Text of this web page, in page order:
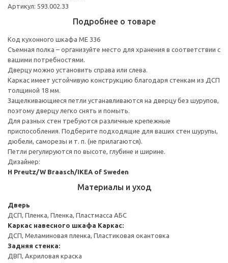
Артикул: 593.002.33
Подробнее о товаре
Код кухонного шкафа ME 336
Съемная полка – организуйте место для хранения в соответствии с
вашими потребностями.
Дверцу можно установить справа или слева.
Каркас имеет устойчивую конструкцию благодаря стенкам из ДСП
толщиной 18 мм.
Защелкивающиеся петли устанавливаются на дверцу без шурупов,
поэтому дверцу легко снять и помыть.
Для разных стен требуются различные крепежные
приспособления. Подберите подходящие для ваших стен шурупы,
дюбели, саморезы и т. п. (не прилагаются).
Петли регулируются по высоте, глубине и ширине.
Дизайнер:
H Preutz/W Braasch/IKEA of Sweden
Материалы и уход
Дверь
ДСП, Пленка, Пленка, Пластмасса АБС
Каркас навесного шкафа Каркас:
ДСП, Меламиновая пленка, Пластиковая окантовка
Задняя стенка:
ДВП, Акриловая краска